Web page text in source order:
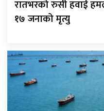
रातभरको रुसी हवाई
१७ जनाको मृत्यु